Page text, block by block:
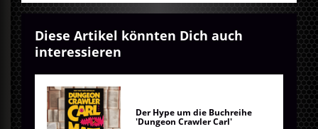
Diese Artikel könnten Dich auch
interessieren
Der Hype um die Buchreihe
'Dungeon Crawler Carl'